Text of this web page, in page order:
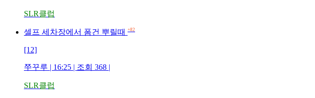
SLR클럽
셀프 세차장에서 폼건 뿌릴때 +82
[12]
쭈꾸루 | 16:25 | 조회 368 |
SLR클럽